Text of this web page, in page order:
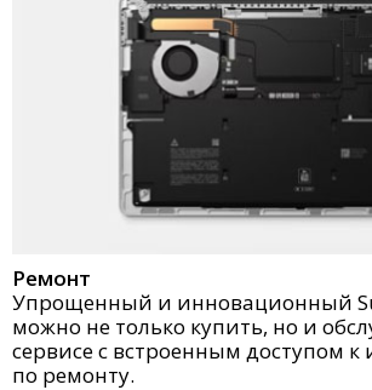
Ремонт
Упрощенный и инновационный
можно не только купить, но и
сервисе с встроенным доступом к
по ремонту.